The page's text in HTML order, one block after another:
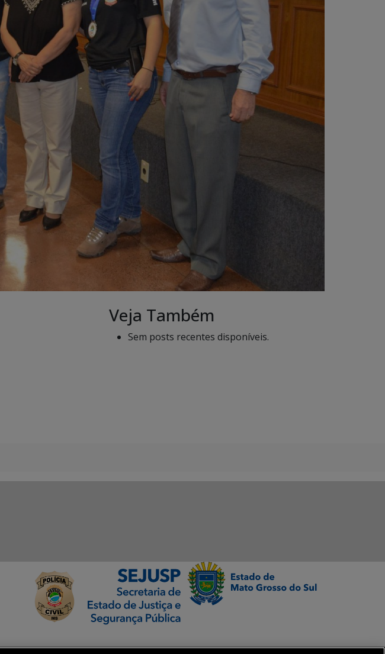
Veja Também
Sem posts recentes disponíveis.